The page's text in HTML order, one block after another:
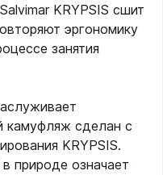
KRYPSIS сшит
эргономику
занятия
камуфляж сделан с
KRYPSIS.
природе означает